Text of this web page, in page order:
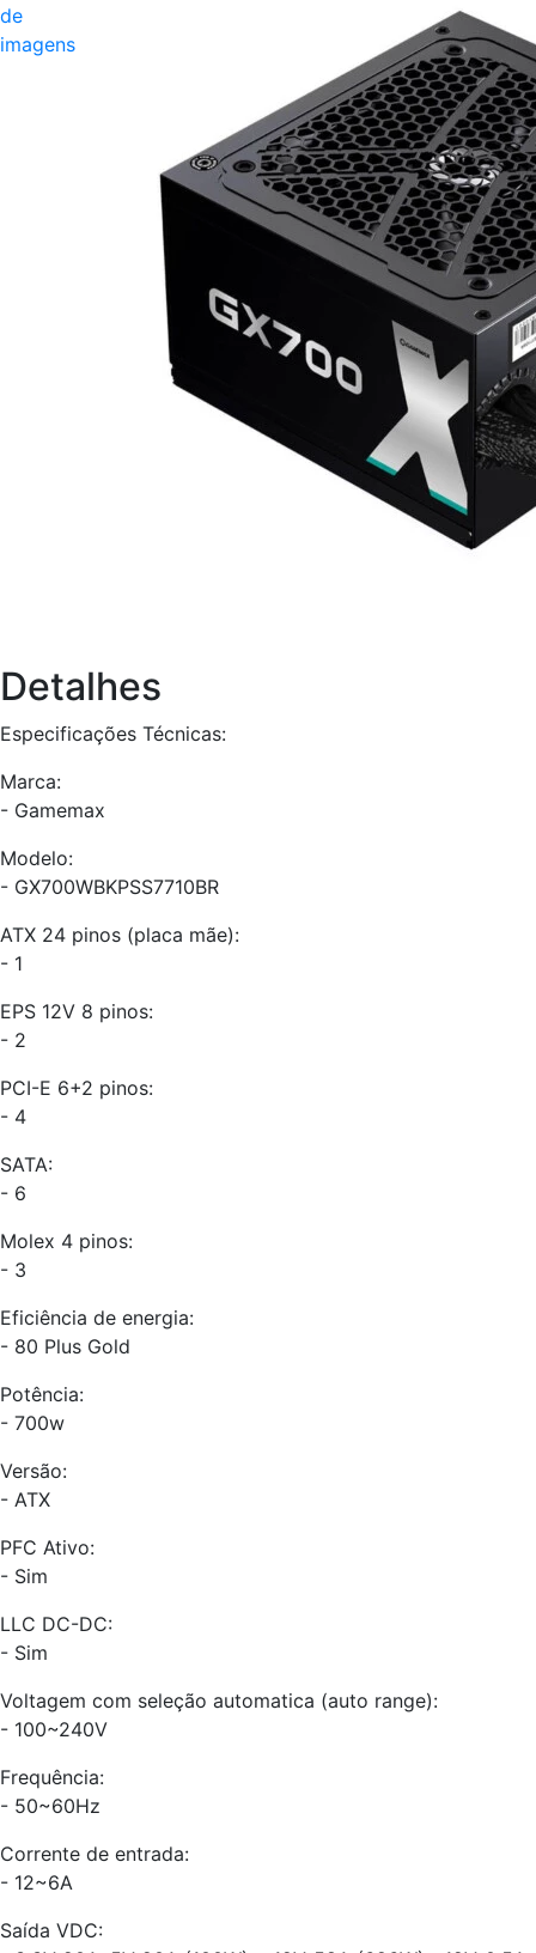
de
imagens
Detalhes
Especificações Técnicas:
Marca:
- Gamemax
Modelo:
- GX700WBKPSS7710BR
ATX 24 pinos (placa mãe):
- 1
EPS 12V 8 pinos:
- 2
PCI-E 6+2 pinos:
- 4
SATA:
- 6
Molex 4 pinos:
- 3
Eficiência de energia:
- 80 Plus Gold
Potência:
- 700w
Versão:
- ATX
PFC Ativo:
- Sim
LLC DC-DC:
- Sim
Voltagem com seleção automatica (auto range):
- 100~240V
Frequência:
- 50~60Hz
Corrente de entrada:
- 12~6A
Saída VDC: